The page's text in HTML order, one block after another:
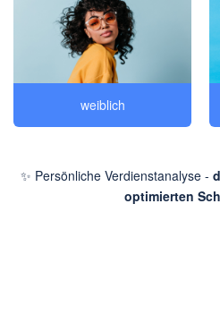
weiblich
✨ Persönliche Verdienstanalyse -
optimierten